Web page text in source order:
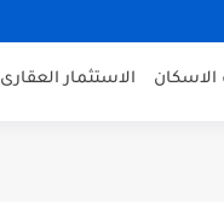
الاستثمار العقارى